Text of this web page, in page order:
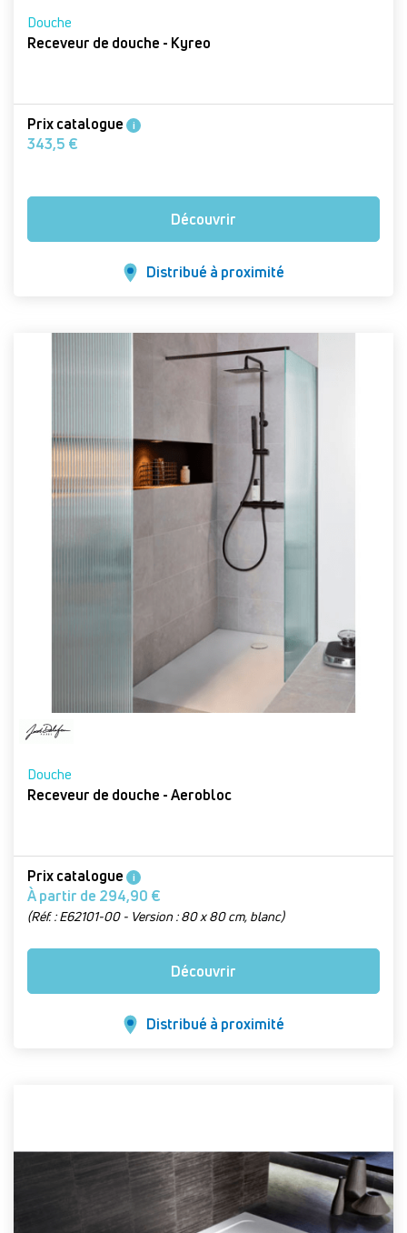
Douche
Receveur de douche - Kyreo
Prix catalogue i
343,5 €
Découvrir
Distribué à proximité
Douche
Receveur de douche - Aerobloc
Prix catalogue i
À partir de 294,90 €
(Réf. : E62101-00 - Version : 80 x 80 cm, blanc)
Découvrir
Distribué à proximité